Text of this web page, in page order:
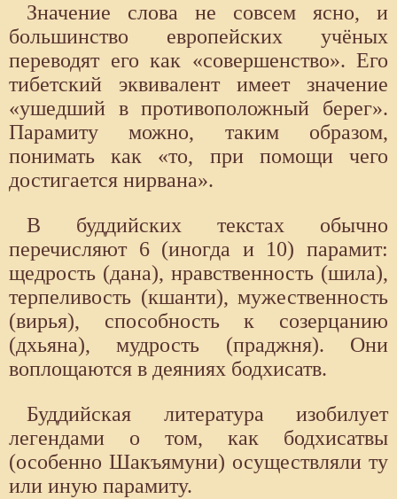
Значение слова не совсем ясно, и
большинство европейских учёных
переводят его как «совершенство». Его
тибетский эквивалент имеет значение
«ушедший в противоположный берег».
Парамиту можно, таким образом,
понимать как «то, при помощи чего
достигается нирвана».
В буддийских текстах обычно
перечисляют 6 (иногда и 10) парамит:
щедрость (дана), нравственность (шила),
терпеливость (кшанти), мужественность
(вирья), способность к созерцанию
(дхьяна), мудрость (праджня). Они
воплощаются в деяниях бодхисатв.
Буддийская литература изобилует
легендами о том, как бодхисатвы
(особенно Шакъямуни) осуществляли ту
или иную парамиту.